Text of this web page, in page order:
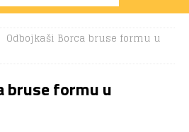
Odbojkaši Borca bruse formu u
bruse formu u